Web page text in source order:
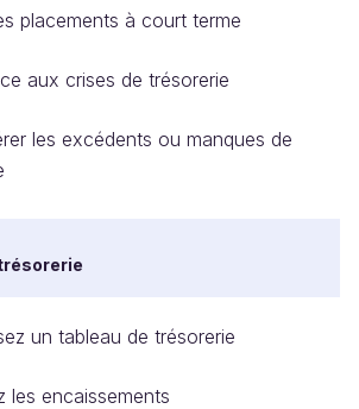
placements à court terme
aux crises de trésorerie
les excédents ou manques de
un tableau de trésorerie
les encaissements